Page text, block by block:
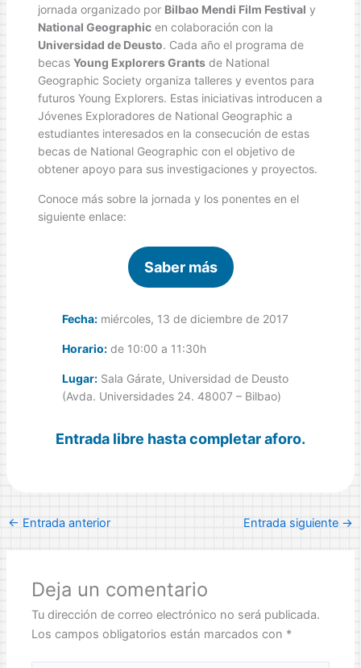
jornada organizado por Bilbao Mendi Film Festival y
National Geographicen colaboración con la
Universidad de Deusto. Cada año el programa de
becas Young Explorers Grantsde National
Geographic Society organiza talleres y eventos para
futuros Young Explorers. Estas iniciativas introducen a
Jóvenes Exploradores de National Geographic a
estudiantes interesados en la consecución de estas
becas de National Geographic con el objetivo de
obtener apoyo para sus investigaciones y proyectos.
Conoce más sobre la jornada y los ponentes en el
siguiente enlace:
Saber más
Fecha:miércoles, 13 de diciembre de 2017
Horario:de 10:00 a 11:30h
Lugar:Sala Gárate, Universidad de Deusto
(Avda. Universidades 24. 48007 – Bilbao)
Entrada libre hasta completar aforo.
← Entrada anterior Entrada siguiente →
Deja un comentario
Tu dirección de correo electrónico no será publicada.
Los campos obligatorios están marcados con *